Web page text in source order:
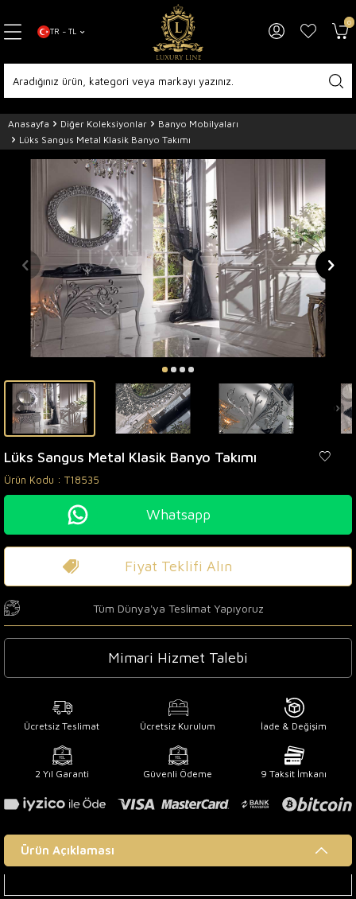
TR − TL
0
Anasayfa Diğer Koleksiyonlar
Banyo Mobilyaları
Lüks Sangus Metal Klasik Banyo Takımı
Lüks Sangus Metal Klasik Banyo Takımı
Ürün Kodu : T18535
Whatsapp
Fiyat Teklifi Alın
Tüm Dünya'ya Teslimat Yapıyoruz
Mimari Hizmet Talebi
Ücretsiz Teslimat Ücretsiz Kurulum İade & Değişim
2 Yıl Garanti Güvenli Ödeme 9 Taksit İmkanı
Ürün Açıklaması